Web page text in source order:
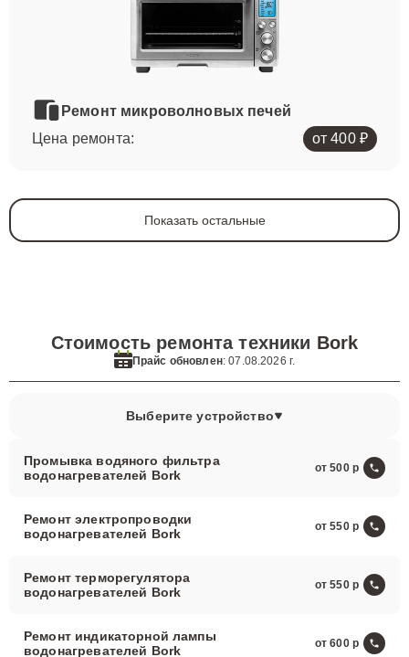
Ремонт микроволновых печей
Цена ремонта:
от 400 ₽
Показать остальные
Стоимость ремонта техники Bork
Прайс обновлен: 07.08.2026 г.
Выберите устройство
Промывка водяного фильтра
водонагревателей Bork
от 500
Ремонт электропроводки
водонагревателей Bork
от 550
Ремонт терморегулятора
водонагревателей Bork
от 550
Ремонт индикаторной лампы
водонагревателей Bork
от 600